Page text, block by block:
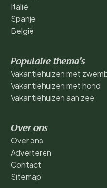
Italië
Spanje
België
Populaire thema's
Vakantiehuizen met
Vakantiehuizen met hond
Vakantiehuizen aan zee
Over ons
Over ons
Adverteren
Contact
Sitemap